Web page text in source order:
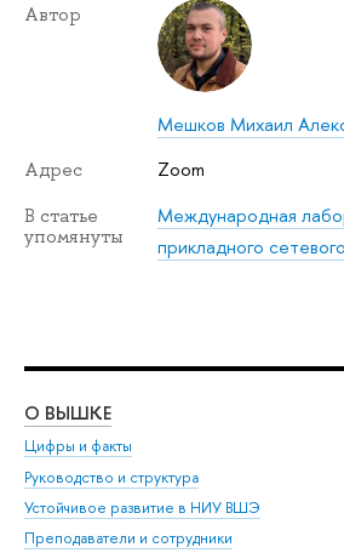
Автор
Мешков Михаил
Адрес Zoom
В статье
упомянуты
Международная
прикладного
О ВЫШКЕ
Цифры и факты
Руководство и структура
Устойчивое развитие в НИУ ВШЭ
Преподаватели и сотрудники